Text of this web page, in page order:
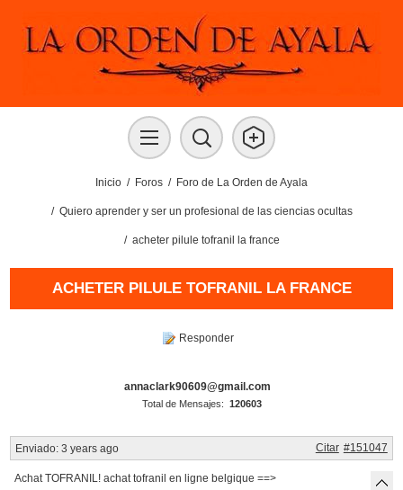
Inicio / Foros / Foro de La Orden de Ayala
/ Quiero aprender y ser un profesional de las ciencias ocultas
/ acheter pilule tofranil la france
ACHETER PILULE TOFRANIL LA FRANCE
Responder
annaclark90609@gmail.com
Total de Mensajes: 120603
Enviado: 3 years ago #151047
Citar
Achat TOFRANIL! achat tofranil en ligne belgique ==>